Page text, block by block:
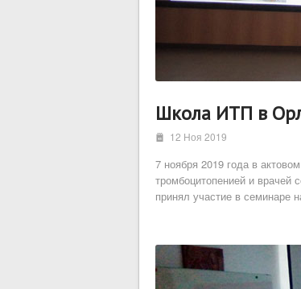
Школа ИТП в
i 12 Ноя 2019
7 ноября 2019 года в
тромбоцитопенией и врачей
принял участие в семинаре